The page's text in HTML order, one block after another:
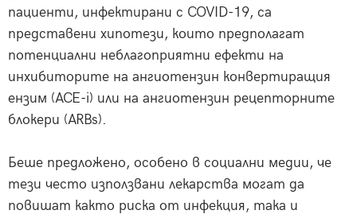
пациенти, инфектирани с COVID-19, са
представени хипотези, които предполагат
потенциални неблагоприятни ефекти на
инхибиторите на ангиотензин конвертиращия
ензим (ACE-i) или на ангиотензин рецепторните
блокери (ARBs).
Беше предложено, особено в социални медии, че
тези често използвани лекарства могат да
повишат както риска от инфекция, така и